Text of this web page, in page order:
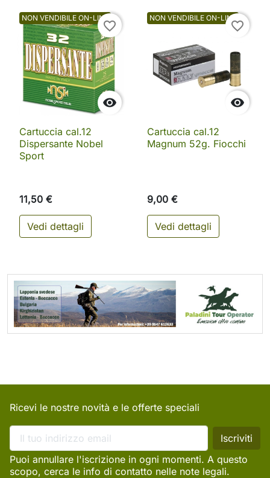
NON VENDIBILE ON-LINE

favorite_border
Cartuccia cal.12
Dispersante Nobel
Sport
11,50 €
Vedi dettagli
NON VENDIBILE ON-LINE

favorite_border
Cartuccia cal.12
Magnum 52g. Fiocchi
9,00 €
Vedi dettagli
Ricevi le nostre novità e le offerte speciali
Puoi annullare l'iscrizione in ogni momenti. A questo
scopo, cerca le info di contatto nelle note legali.